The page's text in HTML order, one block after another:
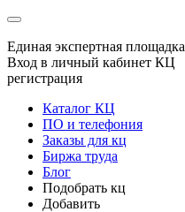
Единая экспертная площадка
Вход в личный кабинет КЦ
регистрация
Каталог КЦ
ПО и телефония
Заказы для кц
Биржа труда
Блог
Подобрать кц
Добавить